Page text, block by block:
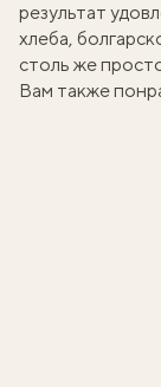
результат
хлеба,
столь же
Вам также